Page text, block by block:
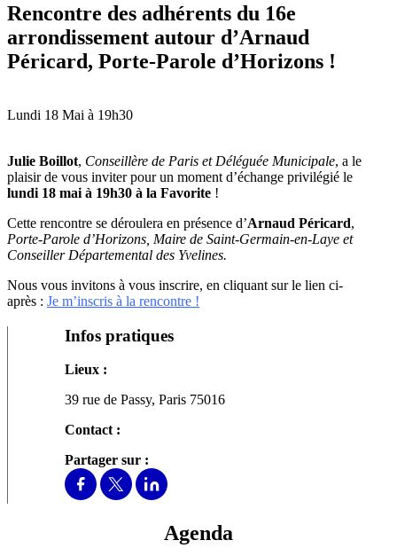
Rencontre des adhérents du 16e
arrondissement autour d’Arnaud
Péricard, Porte-Parole d’Horizons !
Lundi 18 Mai à 19h30
Julie Boillot, Conseillère de Paris et Déléguée Municipale, a le
plaisir de vous inviter pour un moment d’échange privilégié le
lundi 18 mai à 19h30 à la Favorite !
Cette rencontre se déroulera en présence d’Arnaud Péricard,
Porte-Parole d’Horizons, Maire de Saint-Germain-en-Laye et
Conseiller Départemental des Yvelines.
Nous vous invitons à vous inscrire, en cliquant sur le lien ci-
après : Je m’inscris à la rencontre !
Infos pratiques
Lieux :
39 rue de Passy, Paris 75016
Contact :
Partager sur :
Agenda